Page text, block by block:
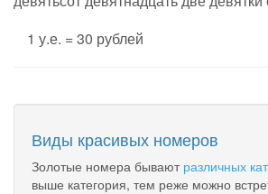
1 у.е. = 30 рублей
Виды красивых номеров
Золотые номера бывают различных
выше категория, тем реже можно